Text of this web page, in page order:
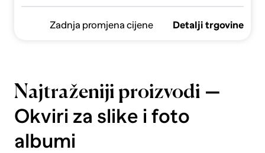
Zadnja promjena cijene Detalji trgovine
Najtraženiji proizvodi —
Okviri za slike i foto
albumi